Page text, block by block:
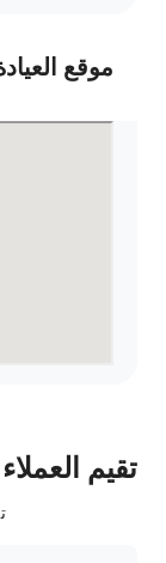
موقع العيادة
العملاء